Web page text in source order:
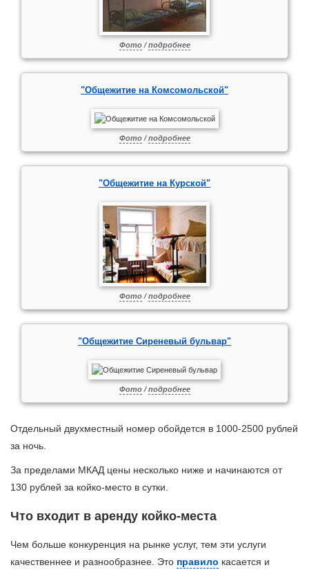
Фото/подробнее
"Общежитие на Комсомольской"
Фото/подробнее
"Общежитие на Курской"
Фото/подробнее
"Общежитие Сиреневый бульвар"
Фото/подробнее
Отдельный двухместный номер обойдется в 1000-2500 рублей
за ночь.
За пределами МКАД цены несколько ниже и начинаются от
130 рублей за койко-место в сутки.
Что входит в аренду койко-места
Чем больше конкуренция на рынке услуг, тем эти услуги
качественнее и разнообразнее. Это правило касается и